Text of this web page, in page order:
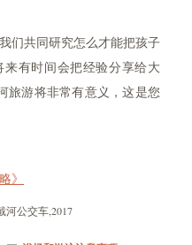
们共同研究怎么才能把孩子
有时间会把经验分享给大
旅游将非常有意义，这是您
》
河公交车,2017